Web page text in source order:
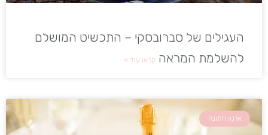
העגילים של סברובסקי – התכשיט המושלם
להשלמת המראה קראו עוד »
ארגון חתונה